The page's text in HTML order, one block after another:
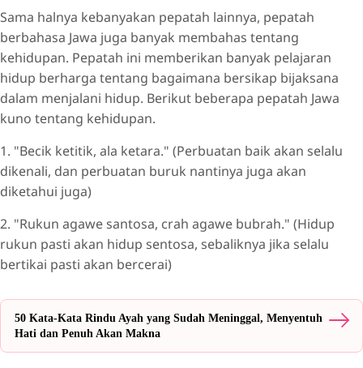
Sama halnya kebanyakan pepatah lainnya, pepatah
berbahasa Jawa juga banyak membahas tentang
kehidupan. Pepatah ini memberikan banyak pelajaran
hidup berharga tentang bagaimana bersikap bijaksana
dalam menjalani hidup. Berikut beberapa pepatah Jawa
kuno tentang kehidupan.
1. "Becik ketitik, ala ketara." (Perbuatan baik akan selalu
dikenali, dan perbuatan buruk nantinya juga akan
diketahui juga)
2. "Rukun agawe santosa, crah agawe bubrah." (Hidup
rukun pasti akan hidup sentosa, sebaliknya jika selalu
bertikai pasti akan bercerai)
50 Kata-Kata Rindu Ayah yang Sudah Meninggal, Menyentuh
Hati dan Penuh Akan Makna